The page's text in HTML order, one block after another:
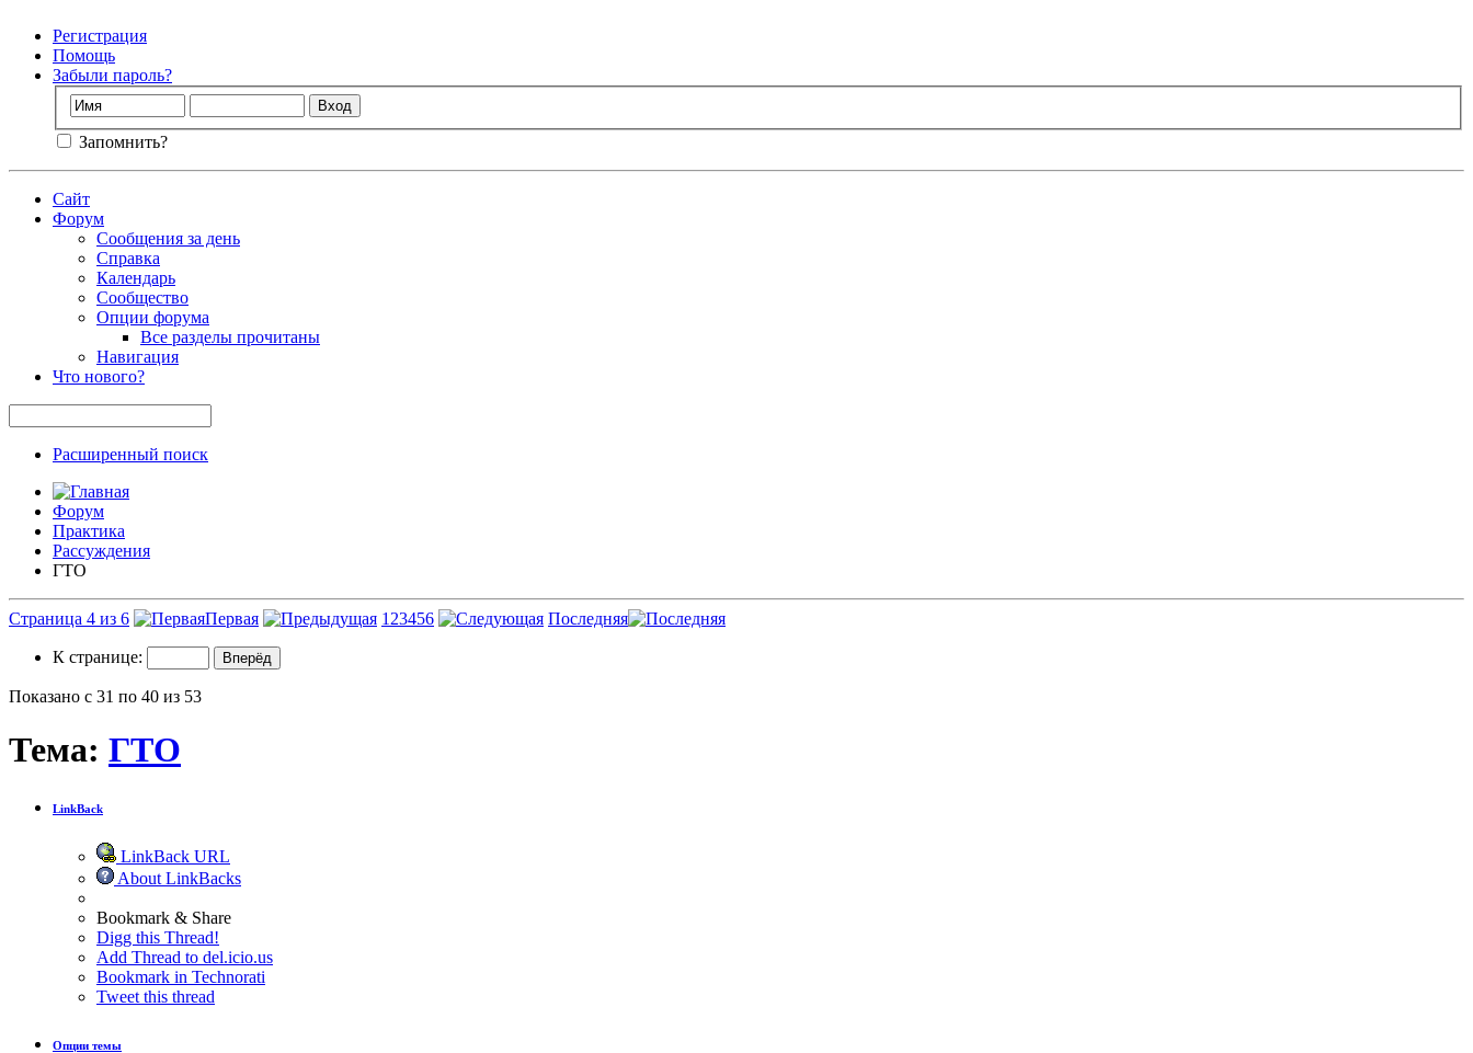
Регистрация
Помощь
Забыли пароль?
Запомнить?
Сайт
Форум
Сообщения за день
Справка
Календарь
Сообщество
Опции форума
Все разделы прочитаны
Навигация
Что нового?
Расширенный поиск
Форум
Практика
Рассуждения
ГТО
Страница 4 из 6 Первая 1 23456 Последняя
К странице:
Показано с 31 по 40 из 53
Тема: ГТО
LinkBack
LinkBack URL
About LinkBacks
Bookmark & Share
Digg this Thread!
Add Thread to del.icio.us
Bookmark in Technorati
Tweet this thread
Опции темы